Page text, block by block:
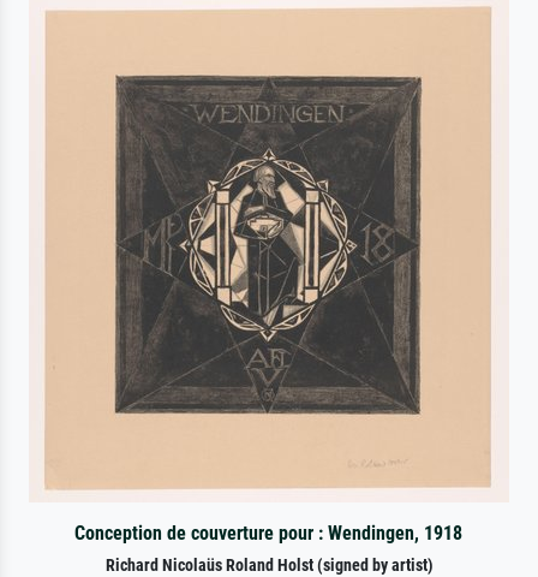
Conception de couverture pour : Wendingen, 1918
Richard Nicolaüs Roland Holst (signed by artist)